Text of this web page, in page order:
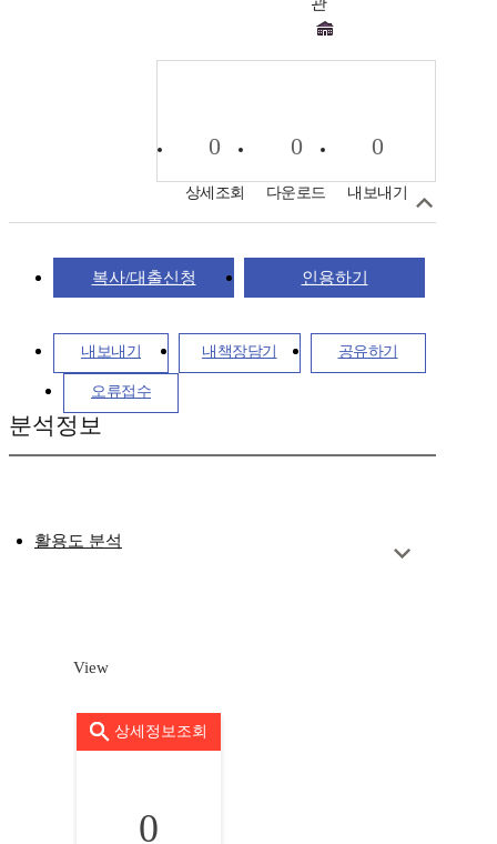
관
0
상세조회
0
다운로드
0
내보내기
복사/대출신청 인용하기
내보내기 내책장담기 공유하기
오류접수
분석정보
활용도 분석
View
상세정보조회
0